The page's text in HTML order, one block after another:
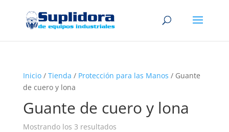
Inicio/ Tienda / Protección para las Manos / Guante
de cuero y lona
Guante de cuero y lona
Mostrando los 3 resultados